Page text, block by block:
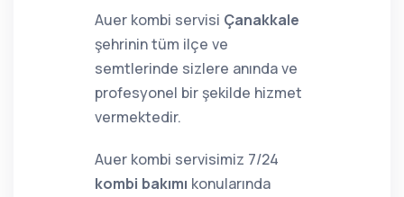
Auer kombi servisi Çanakkale
şehrinin tüm ilçe ve
semtlerinde sizlere anında ve
profesyonel bir şekilde hizmet
vermektedir.
Auer kombi servisimiz 7/24
kombi bakımı konularında